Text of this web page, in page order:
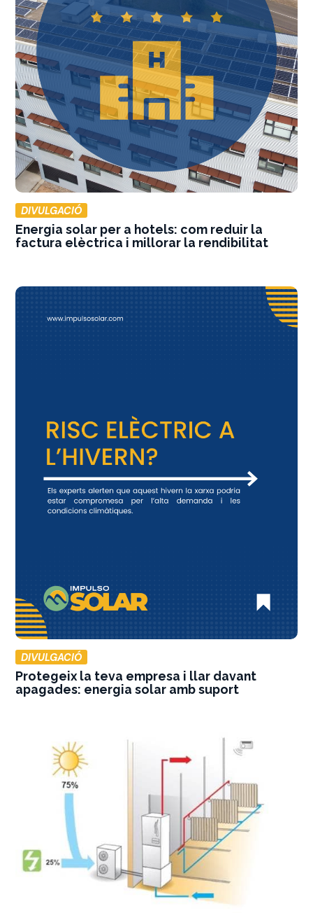
DIVULGACIÓ
Energia solar per a hotels: com reduir la
factura elèctrica i millorar la rendibilitat
DIVULGACIÓ
Protegeix la teva empresa i llar davant
apagades: energia solar amb suport